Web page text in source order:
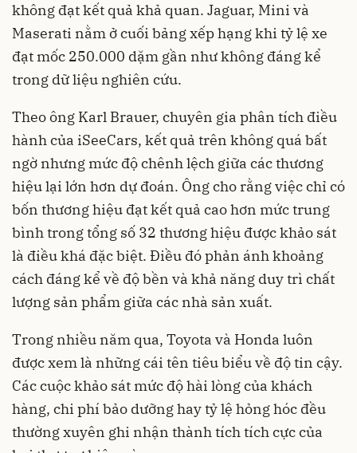
không đạt kết quả khả quan. Jaguar, Mini và
Maserati nằm ở cuối bảng xếp hạng khi tỷ lệ xe
đạt mốc 250.000 dặm gần như không đáng kể
trong dữ liệu nghiên cứu.
Theo ông Karl Brauer, chuyên gia phân tích điều
hành của iSeeCars, kết quả trên không quá bất
ngờ nhưng mức độ chênh lệch giữa các thương
hiệu lại lớn hơn dự đoán. Ông cho rằng việc chỉ có
bốn thương hiệu đạt kết quả cao hơn mức trung
bình trong tổng số 32 thương hiệu được khảo sát
là điều khá đặc biệt. Điều đó phản ánh khoảng
cách đáng kể về độ bền và khả năng duy trì chất
lượng sản phẩm giữa các nhà sản xuất.
Trong nhiều năm qua, Toyota và Honda luôn
được xem là những cái tên tiêu biểu về độ tin cậy.
Các cuộc khảo sát mức độ hài lòng của khách
hàng, chi phí bảo dưỡng hay tỷ lệ hỏng hóc đều
thường xuyên ghi nhận thành tích tích cực của